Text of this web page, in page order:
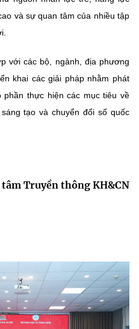
và sự quan tâm của nhiều tập
với các bộ, ngành, địa phương
khai các giải pháp nhằm phát
thực hiện các mục tiêu về
tạo và chuyển đổi số quốc
Truyền thông KH&CN